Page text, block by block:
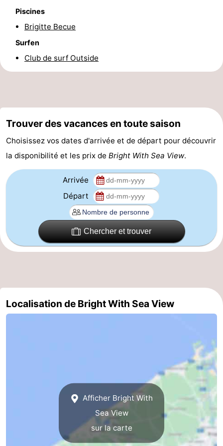
Forum
Route
du
Médicales
Région
Occidentale
Ypres
La
Het
Knokke-
-
Piscines
Brigitte Becue
Surfen
Club de surf Outside
Trouver des vacances en toute saison
Choisissez vos dates d'arrivée et de départ pour découvrir
la disponibilité et les prix de Bright With Sea View.
Arrivée
Départ
Chercher et trouver
Localisation de Bright With Sea View
Afficher Bright With
Sea View
sur la carte